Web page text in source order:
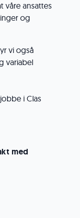
våre ansattes
og
vi også
variabel
i Clas
med